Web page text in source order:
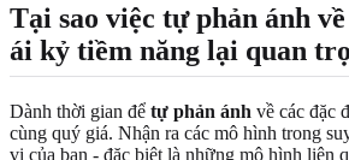
Tại sao việc tự phản ánh
ái kỷ tiềm năng lại quan
Dành thời gian để tự phản ánh về các đặc
cùng quý giá. Nhận ra các mô hình trong
vi của bạn - đặc biệt là những mô hình liên